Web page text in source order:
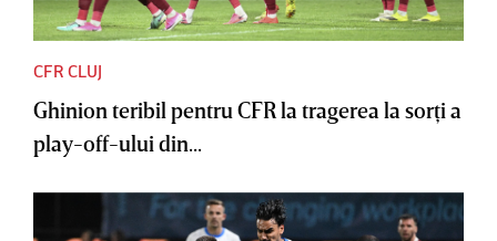
CFR CLUJ
Ghinion teribil pentru CFR la tragerea la sorţi a
play-off-ului din...